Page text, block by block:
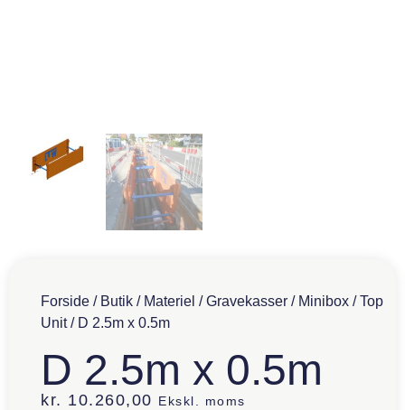
Forside / Butik / Materiel /Gravekasser / Minibox /Top
Unit/ D 2.5m x 0.5m
D 2.5m x 0.5m
kr. 10.260,00 Ekskl. moms